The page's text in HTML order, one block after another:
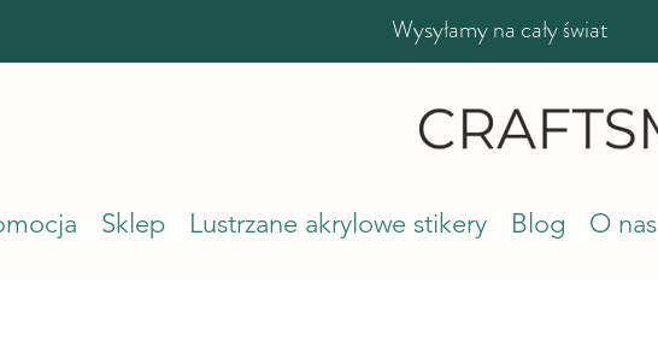
Wysyłamy na cały świat
Sklep Lustrzane akrylowe stikery Blog O nas